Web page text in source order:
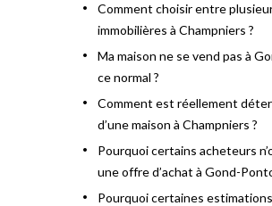
Comment choisir entre
immobilières à Champniers ?
Ma maison ne se vend pas à
ce normal ?
Comment est réellement
d’une maison à Champniers ?
Pourquoi certains acheteurs
une offre d’achat à Gond-
Pourquoi certaines